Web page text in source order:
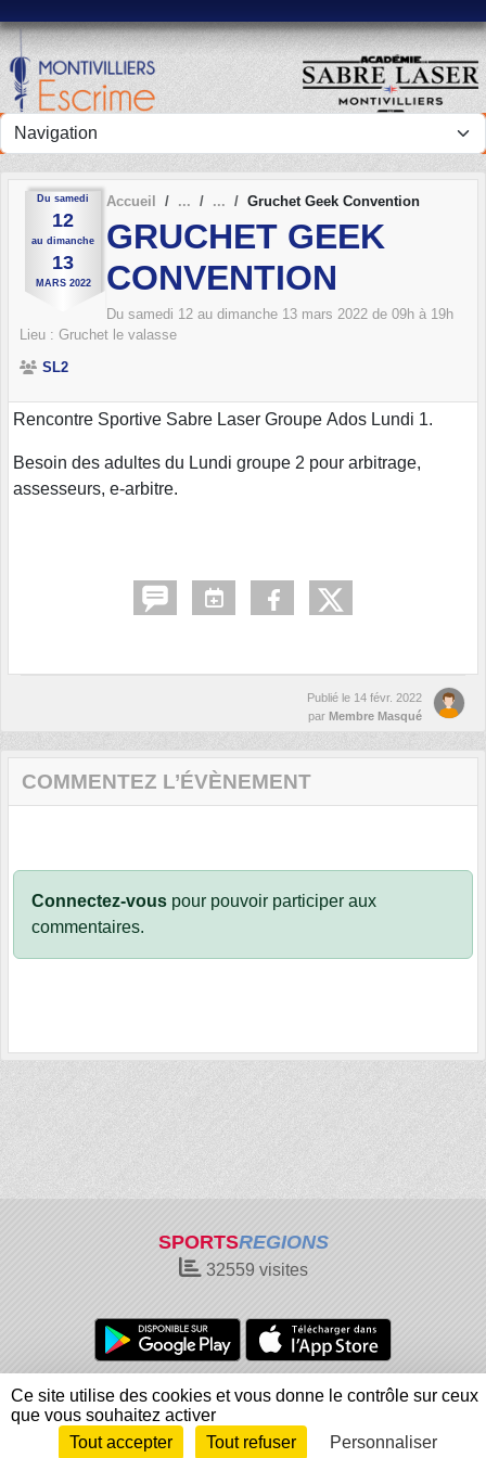
Du samedi
12
au dimanche
13
MARS 2022
Accueil Gruchet Geek Convention
GRUCHET GEEK
CONVENTION
Du samedi 12 au dimanche 13 mars 2022 de 09h à 19h
Lieu : Gruchet le valasse
SL2
Rencontre Sportive Sabre Laser Groupe Ados Lundi 1.
Besoin des adultes du Lundi groupe 2 pour arbitrage,
assesseurs, e-arbitre.
Publié le 14 févr. 2022
par Membre Masqué
COMMENTEZ L’ÉVÈNEMENT
Connectez-vous pour pouvoir participer aux
commentaires.
SPORTSREGIONS
32559 visites
Charte cookies
Gestion des cookies
Informations légales
Signaler un contenu inapproprié
Envie de participer ?
Connexion
Ce site utilise des cookies et vous donne le contrôle sur ceux
que vous souhaitez activer
Tout accepter
Tout refuser Personnaliser